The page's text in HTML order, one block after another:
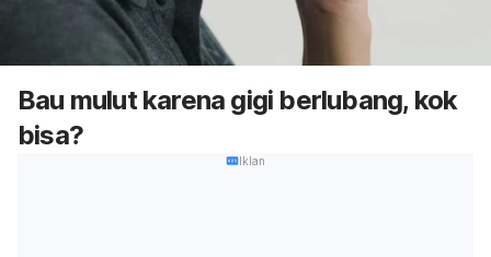
Bau mulut karena gigi berlubang, kok
bisa?
Iklan